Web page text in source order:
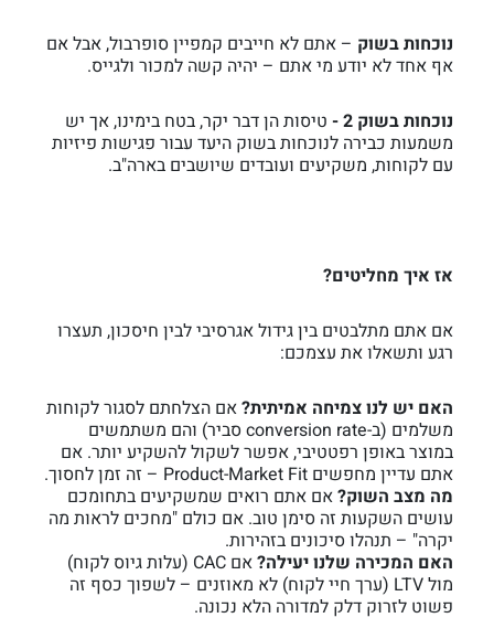
נוכחות בשוק – אתם לא חייבים קמפיין סופרבול, אבל אם
אף אחד לא יודע מי אתם – יהיה קשה למכור ולגייס.
נוכחות בשוק 2 -
טיסות הן דבר יקר, בטח בימינו, אך יש
משמעות כבירה לנוכחות בשוק היעד עבור פגישות פיזיות
עם לקוחות, משקיעים ועובדים שיושבים בארה"ב.
אז איך מחליטים?
אם אתם מתלבטים בין גידול אגרסיבי לבין חיסכון, תעצרו
רגע ותשאלו את עצמכם:
האם יש לנו צמיחה אמיתית?אם הצלחתם לסגור לקוחות
משלמים (ב-conversion rate סביר) והם משתמשים
במוצר באופן רפטטיבי, אפשר לשקול להשקיע יותר. אם
אתם עדיין מחפשים Product-Market Fit – זה זמן לחסוך.
מה מצב השוק?אם אתם רואים שמשקיעים בתחומכם
עושים השקעות זה סימן טוב. אם כולם "מחכים לראות מה
יקרה" – תנהלו סיכונים בזהירות.
האם המכירה שלנו יעילה?
אם CAC (עלות גיוס לקוח)
מול LTV (ערך חיי לקוח) לא מאוזנים – לשפוך כסף זה
פשוט לזרוק דלק למדורה הלא נכונה.